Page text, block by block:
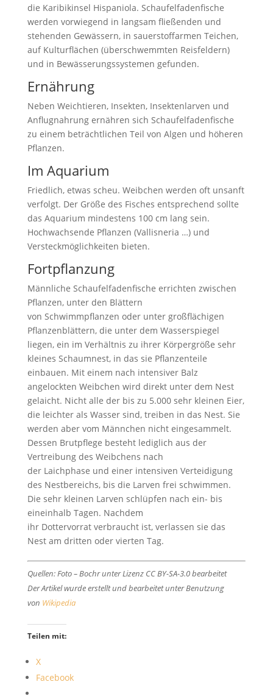
die Karibikinsel Hispaniola. Schaufelfadenfische
werden vorwiegend in langsam fließenden und
stehenden Gewässern, in sauerstoffarmen Teichen,
auf Kulturflächen (überschwemmten Reisfeldern)
und in Bewässerungssystemen gefunden.
Ernährung
Neben Weichtieren, Insekten, Insektenlarven und
Anflugnahrung ernähren sich Schaufelfadenfische
zu einem beträchtlichen Teil von Algen und höheren
Pflanzen.
Im Aquarium
Friedlich, etwas scheu. Weibchen werden oft unsanft
verfolgt. Der Größe des Fisches entsprechend sollte
das Aquarium mindestens 100 cm lang sein.
Hochwachsende Pflanzen (Vallisneria …) und
Versteckmöglichkeiten bieten.
Fortpflanzung
Männliche Schaufelfadenfische errichten zwischen
Pflanzen, unter den Blättern
von Schwimmpflanzen oder unter großflächigen
Pflanzenblättern, die unter dem Wasserspiegel
liegen, ein im Verhältnis zu ihrer Körpergröße sehr
kleines Schaumnest, in das sie Pflanzenteile
einbauen. Mit einem nach intensiver Balz
angelockten Weibchen wird direkt unter dem Nest
gelaicht. Nicht alle der bis zu 5.000 sehr kleinen Eier,
die leichter als Wasser sind, treiben in das Nest. Sie
werden aber vom Männchen nicht eingesammelt.
Dessen Brutpflege besteht lediglich aus der
Vertreibung des Weibchens nach
der Laichphase und einer intensiven Verteidigung
des Nestbereichs, bis die Larven frei schwimmen.
Die sehr kleinen Larven schlüpfen nach ein- bis
eineinhalb Tagen. Nachdem
ihr Dottervorrat verbraucht ist, verlassen sie das
Nest am dritten oder vierten Tag.
Quellen: Foto – Bochr unter Lizenz CC BY-SA-3.0 bearbeitet
Der Artikel wurde erstellt und bearbeitet unter Benutzung
von Wikipedia
Teilen mit:
X
Facebook